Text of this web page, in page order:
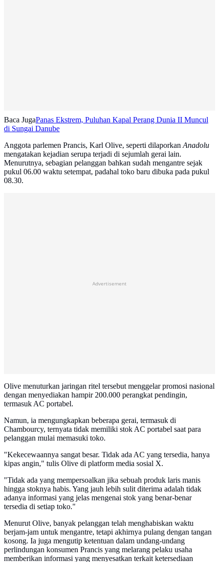
Baca JugaPanas Ekstrem, Puluhan Kapal Perang Dunia II Muncul
di Sungai Danube
Anggota parlemen Prancis, Karl Olive, seperti dilaporkanAnadolu
mengatakan kejadian serupa terjadi di sejumlah gerai lain.
Menurutnya, sebagian pelanggan bahkan sudah mengantre sejak
pukul 06.00 waktu setempat, padahal toko baru dibuka pada pukul
08.30.
Advertisement
Olive menuturkan jaringan ritel tersebut menggelar promosi nasional
dengan menyediakan hampir 200.000 perangkat pendingin,
termasuk AC portabel.
Namun, ia mengungkapkan beberapa gerai, termasuk di
Chambourcy, ternyata tidak memiliki stok AC portabel saat para
pelanggan mulai memasuki toko.
"Kekecewaannya sangat besar. Tidak ada AC yang tersedia, hanya
kipas angin," tulis Olive di platform media sosial X.
"Tidak ada yang mempersoalkan jika sebuah produk laris manis
hingga stoknya habis. Yang jauh lebih sulit diterima adalah tidak
adanya informasi yang jelas mengenai stok yang benar-benar
tersedia di setiap toko."
Menurut Olive, banyak pelanggan telah menghabiskan waktu
berjam-jam untuk mengantre, tetapi akhirnya pulang dengan tangan
kosong. Ia juga mengutip ketentuan dalam undang-undang
perlindungan konsumen Prancis yang melarang pelaku usaha
memberikan informasi yang menyesatkan terkait ketersediaan